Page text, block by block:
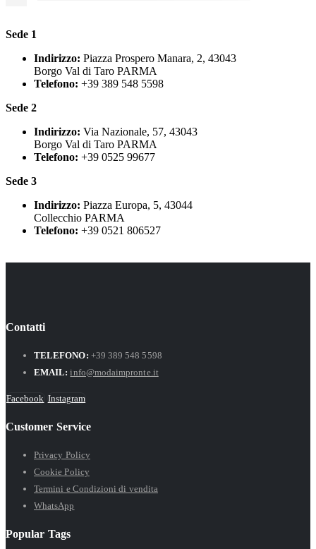
Sede 1
Indirizzo: Piazza Prospero Manara, 2, 43043
Borgo Val di Taro PARMA
Telefono: +39 389 548 5598
Sede 2
Indirizzo: Via Nazionale, 57, 43043
Borgo Val di Taro PARMA
Telefono: +39 0525 99677
Sede 3
Indirizzo: Piazza Europa, 5, 43044
Collecchio PARMA
Telefono: +39 0521 806527
Contatti
TELEFONO: +39 389 548 5598
EMAIL: info@modaimpronte.it
Facebook Instagram
Customer Service
Privacy Policy
Cookie Policy
Termini e Condizioni di vendita
WhatsApp
Popular Tags